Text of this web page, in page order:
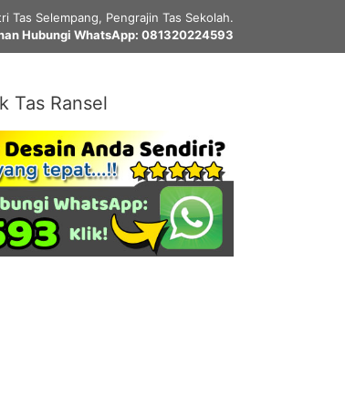
Tas Selempang, Pengrajin Tas Sekolah.
Hubungi WhatsApp: 081320224593
Tas Ransel